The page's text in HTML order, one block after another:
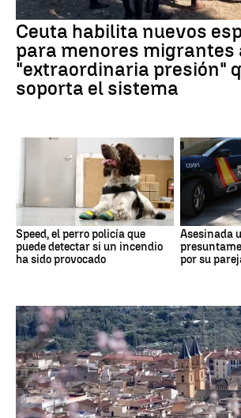
Ceuta habilita nuevos
para menores migrantes
"extraordinaria presión"
soporta el sistema
Speed, el perro policía que
puede detectar si un incendio
ha sido provocado
Asesinada
por su